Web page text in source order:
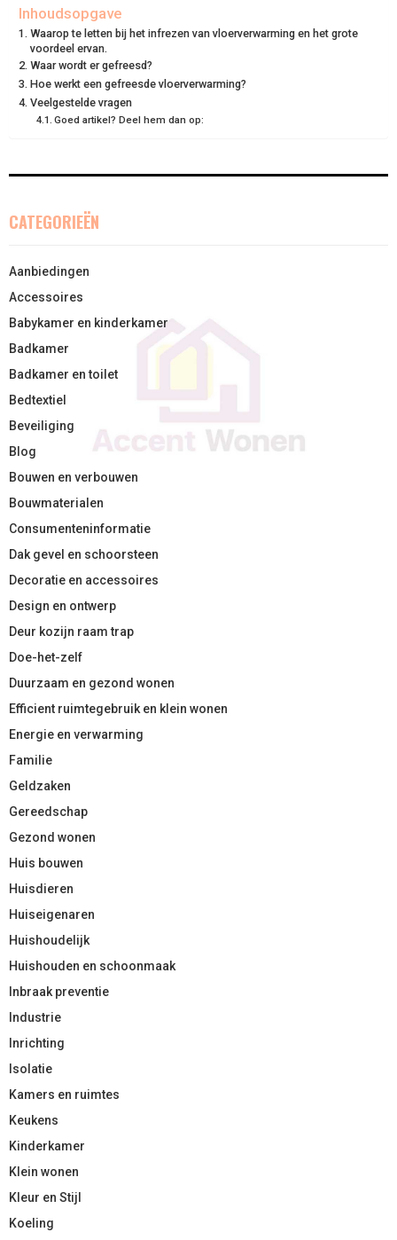
N
T
E
R
)
K S N
Inhoudsopgave
Waarop te letten bij het infrezen van vloerverwarming en het grote
voordeel ervan.
Waar wordt er gefreesd?
Hoe werkt een gefreesde vloerverwarming?
Veelgestelde vragen
Goed artikel? Deel hem dan op:
CATEGORIEËN
Aanbiedingen
Accessoires
Babykamer en kinderkamer
Badkamer
Badkamer en toilet
Bedtextiel
Beveiliging
Blog
Bouwen en verbouwen
Bouwmaterialen
Consumenteninformatie
Dak gevel en schoorsteen
Decoratie en accessoires
Design en ontwerp
Deur kozijn raam trap
Doe-het-zelf
Duurzaam en gezond wonen
Efficient ruimtegebruik en klein wonen
Energie en verwarming
Familie
Geldzaken
Gereedschap
Gezond wonen
Huis bouwen
Huisdieren
Huiseigenaren
Huishoudelijk
Huishouden en schoonmaak
Inbraak preventie
Industrie
Inrichting
Isolatie
Kamers en ruimtes
Keukens
Kinderkamer
Klein wonen
Kleur en Stijl
Koeling